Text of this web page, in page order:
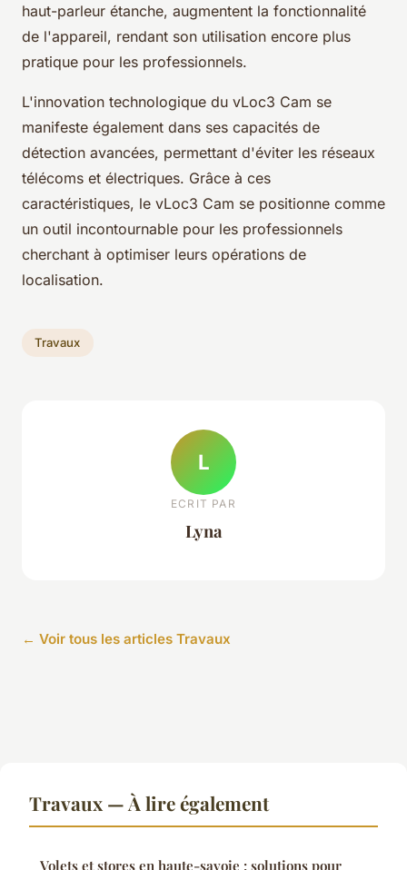
haut-parleur étanche, augmentent la fonctionnalité
de l'appareil, rendant son utilisation encore plus
pratique pour les professionnels.
L'innovation technologique du vLoc3 Cam se
manifeste également dans ses capacités de
détection avancées, permettant d'éviter les réseaux
télécoms et électriques. Grâce à ces
caractéristiques, le vLoc3 Cam se positionne comme
un outil incontournable pour les professionnels
cherchant à optimiser leurs opérations de
localisation.
Travaux
L
ECRIT PAR
Lyna
← Voir tous les articles Travaux
Travaux — À lire également
Volets et stores en haute-savoie : solutions pour